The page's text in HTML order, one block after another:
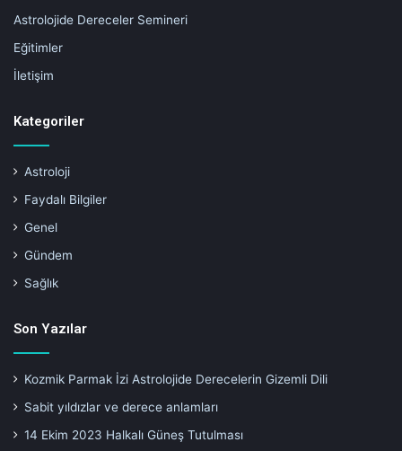
Astrolojide Dereceler Semineri
Eğitimler
İletişim
Kategoriler
Astroloji
Faydalı Bilgiler
Genel
Gündem
Sağlık
Son Yazılar
Kozmik Parmak İzi Astrolojide Derecelerin Gizemli Dili
Sabit yıldızlar ve derece anlamları
14 Ekim 2023 Halkalı Güneş Tutulması